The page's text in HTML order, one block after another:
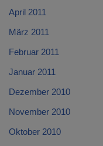
April 2011
März 2011
Februar 2011
Januar 2011
Dezember 2010
November 2010
Oktober 2010